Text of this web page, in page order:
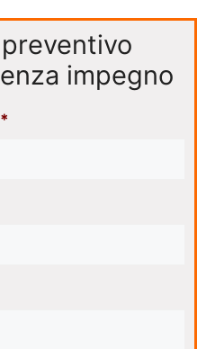
impegno
*